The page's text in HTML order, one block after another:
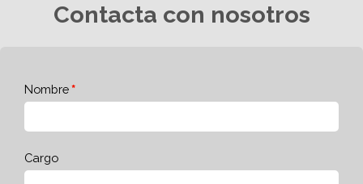
Contacta con nosotros
Nombre
Cargo